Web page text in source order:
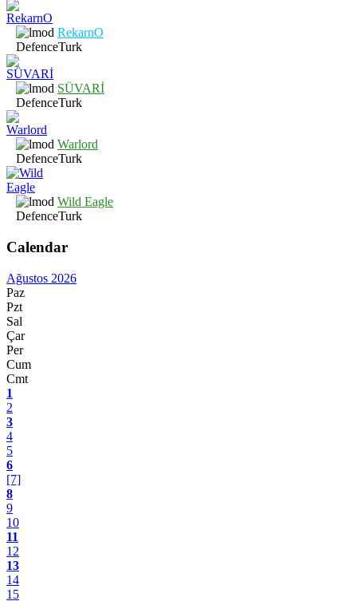
RekarnO
DefenceTurk
SÜVARİ
DefenceTurk
Warlord
DefenceTurk
Wild Eagle
DefenceTurk
Calendar
Ağustos 2026
Paz
Pzt
Sal
Çar
Per
Cum
Cmt
1
2
3
4
5
6
[7]
8
9
10
11
12
13
14
15